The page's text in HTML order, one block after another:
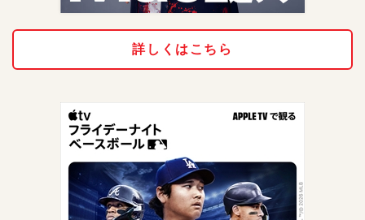
詳しくはこちら